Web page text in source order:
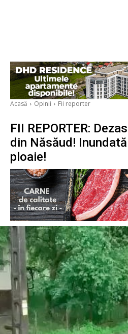
Acasă Opinii Fii reporter
FII REPORTER:
din Năsăud!
ploaie!